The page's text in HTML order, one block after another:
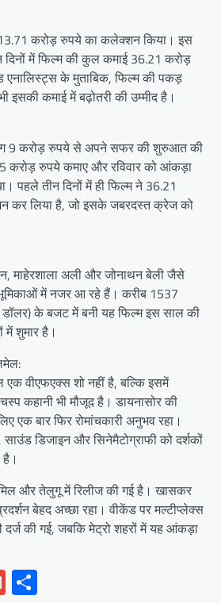
13.71 करोड़ रुपये का कलेक्शन किया। इस
दिनों में फिल्म की कुल कमाई 36.21 करोड़
के मुताबिक, फिल्म की पकड़
कमाई में बढ़ोतरी की उम्मीद है।
9 करोड़ रुपये से अपने सफर की शुरुआत की
करोड़ रुपये कमाए और रविवार को आंकड़ा
पहले तीन दिनों में ही फिल्म ने 36.21
कर लिया है, जो इसके जबरदस्त क्रेज को
माहेरशाला अली और जोनाथन बेली जैसे
भूमिकाओं में नजर आ रहे हैं। करीब 1537
के बजट में बनी यह फिल्म इस साल की
शुमार है।
एक वीएफएक्स शो नहीं है, बल्कि इसमें
कहानी भी मौजूद है। डायनासोर की
एक बार फिर रोमांचकारी अनुभव रहा।
डिजाइन और सिनेमैटोग्राफी को दर्शकों
और तेलुगू में रिलीज की गई है। खासकर
बेहद अच्छा रहा। वीकेंड पर मल्टीप्लेक्स
की गई, जबकि मेट्रो शहरों में यह आंकड़ा
Gmail